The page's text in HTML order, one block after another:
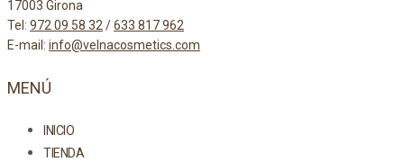
17003 Girona
Tel: 972 09 58 32/633 817 962
E-mail: info@velnacosmetics.com
MENÚ
INICIO
TIENDA